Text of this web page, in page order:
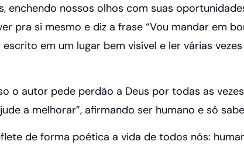
enchendo nossos olhos com suas
pra si mesmo e diz a frase “Vou mandar em
em um lugar bem visível e ler várias
o autor pede perdão a Deus por todas as
a melhorar”, afirmando ser humano e só
de forma poética a vida de todos nós: